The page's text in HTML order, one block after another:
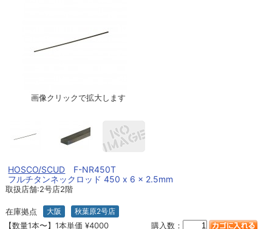
画像クリックで拡大します
HOSCO/SCUD F-NR450T
フルチタンネックロッド 450 x 6 x 2.5mm
取扱店舗:2号店2階
在庫拠点 大阪 秋葉原2号店
【数量1本〜】1本単価 ¥4000 購入数：